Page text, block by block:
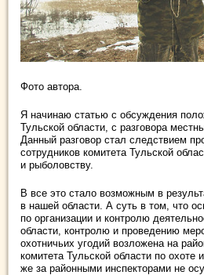
Фото автора.
Я начинаю статью с обсуждения
Тульской области, с разговора
Данный разговор стал следствием
сотрудников комитета Тульской
и рыболовству.
В все это стало возможным в
в нашей области. А суть в том, что
по организации и контролю
области, контролю и проведению
охотничьих угодий возложена на
комитета Тульской области по охоте
же за районными инспекторами не